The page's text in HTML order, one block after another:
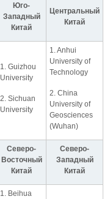
Юго-
Западный
Китай
Центральный
Китай
1. Guizhou
University
2. Sichuan
University
1. Anhui
University of
Technology
2. China
University of
Geosciences
(Wuhan)
Северо-
Восточный
Китай
Северо-
Западный
Китай
1. Beihua